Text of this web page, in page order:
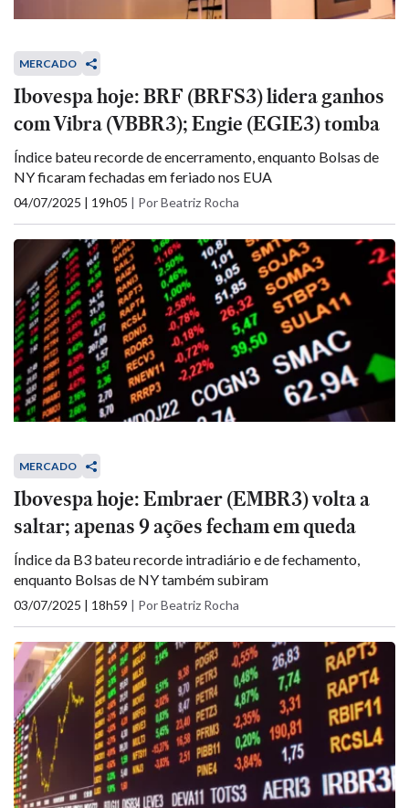
MERCADO
Ibovespa hoje: BRF (BRFS3) lidera ganhos
com Vibra (VBBR3); Engie (EGIE3) tomba
Índice bateu recorde de encerramento, enquanto Bolsas de
NY ficaram fechadas em feriado nos EUA
04/07/2025 | 19h05 | Por Beatriz Rocha
MERCADO
Ibovespa hoje: Embraer (EMBR3) volta a
saltar; apenas 9 ações fecham em queda
Índice da B3 bateu recorde intradiário e de fechamento,
enquanto Bolsas de NY também subiram
03/07/2025 | 18h59 | Por Beatriz Rocha